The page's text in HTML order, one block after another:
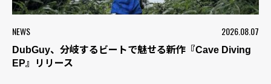
NEWS 2026.08.07
DubGuy、分岐するビートで魅せる新作『Cave Diving
EP』リリース